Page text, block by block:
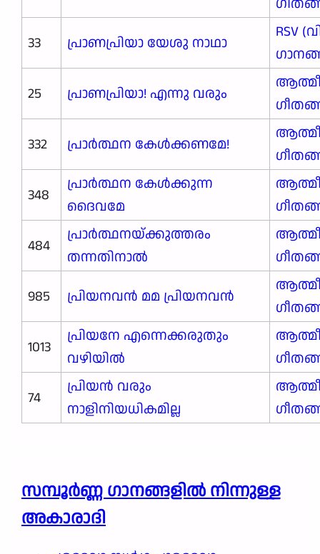
33
പ്രാണപ്രിയാ യേശു നാഥാ
RSV
25
പ്രാണപ്രിയാ! എന്നു വരും
332
പ്രാർത്ഥന കേൾക്കണമേ!
348
പ്രാർത്ഥന കേൾക്കുന്ന
ദൈവമേ
484
പ്രാർത്ഥനയ്ക്കുത്തരം
തന്നതിനാൽ
985
പ്രിയനവൻ മമ പ്രിയനവൻ
1013
പ്രിയനേ എന്നെക്കരുതും
വഴിയിൽ
74
പ്രിയൻ വരും
നാളിനിയധികമില്ല
സമ്പൂർണ്ണ ഗാനങ്ങളില്‍ നിന്നുള്ള
അകാരാദി